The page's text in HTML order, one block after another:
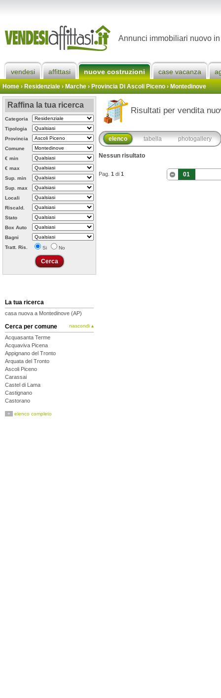
Annunci immobiliari nuovo
vendesi affittasi nuove costruzioni case vacanza
Home› Residenziale › Marche ›Provincia Di Ascoli Piceno›Montedinove
Raffina la tua ricerca
Categoria
Tipologia
Provincia
Comune
€ min
€ max
Sup. min
Sup. max
Locali
Riscald.
Stato
Box Auto
Bagni
Tratt. Ris.
Si No
La tua ricerca
casa nuova a Montedinove (AP)
Cerca per comune nascondi ▴
Acquasanta Terme
Acquaviva Picena
Appignano del Tronto
Arquata del Tronto
Ascoli Piceno
Carassai
Castel di Lama
Castignano
Castorano
Comunanza
+ elenco completo
Risultati per vendita
elenco tabella photogallery
Nessun risultato
Pag. 1 di 1 01